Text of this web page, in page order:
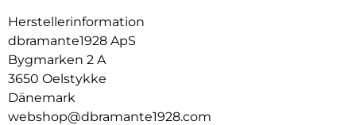
Herstellerinformation
dbramante1928 ApS
Bygmarken 2 A
3650 Oelstykke
Dänemark
webshop@dbramante1928.com